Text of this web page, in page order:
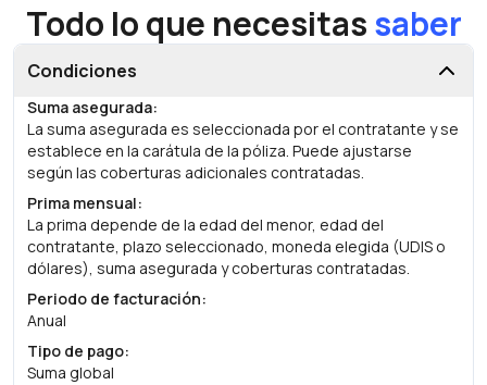
Todo lo que necesitassaber
Condiciones
Suma asegurada:
La suma asegurada es seleccionada por el contratante y se
establece en la carátula de la póliza. Puede ajustarse
según las coberturas adicionales contratadas.
Prima mensual:
La prima depende de la edad del menor, edad del
contratante, plazo seleccionado, moneda elegida (UDIS o
dólares), suma asegurada y coberturas contratadas.
Periodo de facturación:
Anual
Tipo de pago:
Suma global